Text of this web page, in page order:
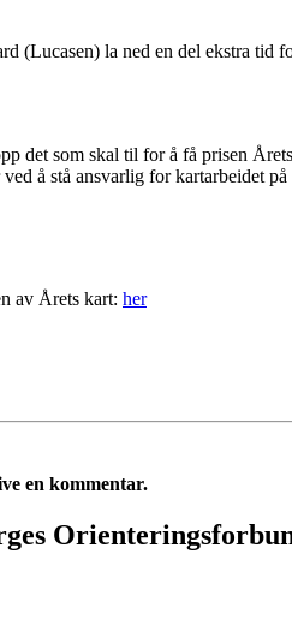
(Lucasen) la ned en del ekstra tid
det som skal til for å få prisen
å stå ansvarlig for kartarbeidet
av Årets kart: her
en kommentar.